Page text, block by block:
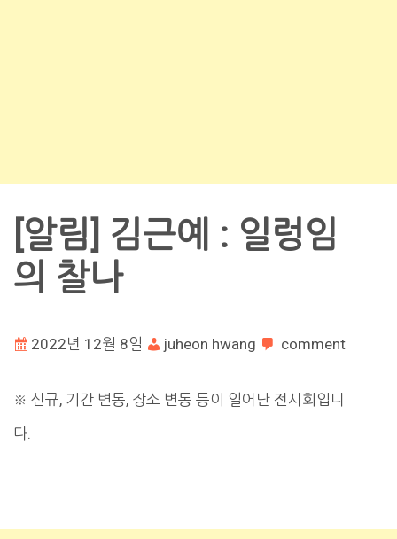
[알림] 김근예 : 일렁임
의 찰나
2022년 12월 8일 juheon hwang comment
※ 신규, 기간 변동, 장소 변동 등이 일어난 전시회입니
다.